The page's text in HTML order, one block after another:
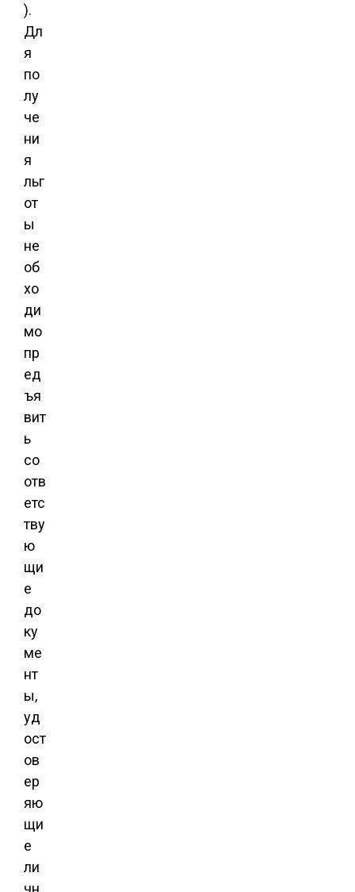
).
Дл
я
по
лу
че
ни
я
льг
от
ы
не
об
хо
ди
мо
пр
ед
ъя
вит
ь
со
отв
етс
тву
ю
щи
е
до
ку
ме
нт
ы,
уд
ост
ов
ер
яю
щи
е
ли
чн